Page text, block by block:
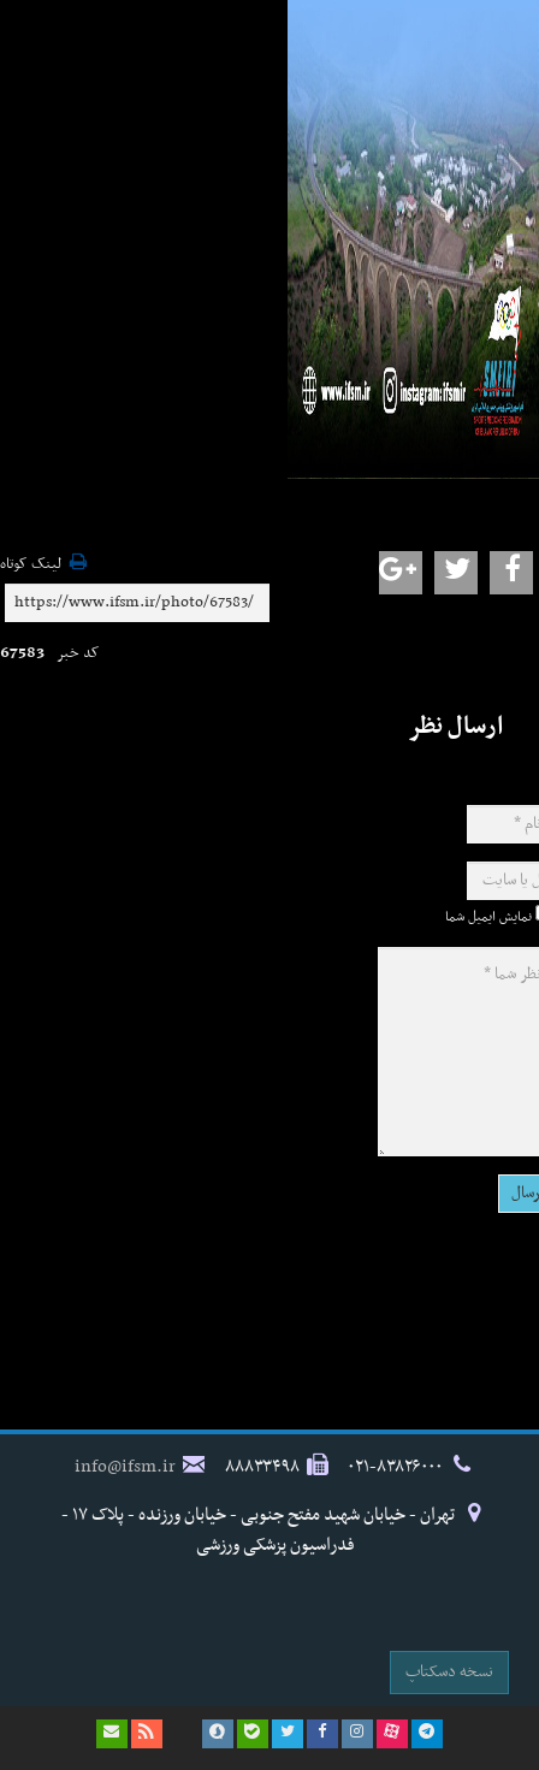
لینک کوتاه
کد خبر 67583
ارسال نظر
نمایش ایمیل شما
۸۸۸۳۳۴۹۸
info@ifsm.ir
تهران - خیابان شهید مفتح جنوبی - خیابان ورزنده - پلاک ۱۷ -
فدراسیون پزشکی ورزشی
نسخه دسکتاپ